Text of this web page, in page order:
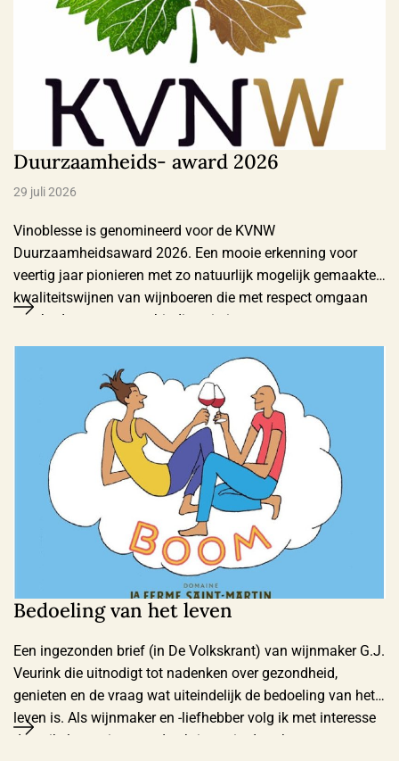
Duurzaamheids- award 2026
29 juli 2026
Vinoblesse is genomineerd voor de KVNW
Duurzaamheidsaward 2026. Een mooie erkenning voor
veertig jaar pionieren met zo natuurlijk mogelijk gemaakte
kwaliteitswijnen van wijnboeren die met respect omgaan
met bodem, natuur en biodiversiteit.
Bedoeling van het leven
Een ingezonden brief (in De Volkskrant) van wijnmaker G.J.
Veurink die uitnodigt tot nadenken over gezondheid,
genieten en de vraag wat uiteindelijk de bedoeling van het
leven is. Als wijnmaker en -liefhebber volg ik met interesse
de artikelen en ingezonden brieven in deze krant over